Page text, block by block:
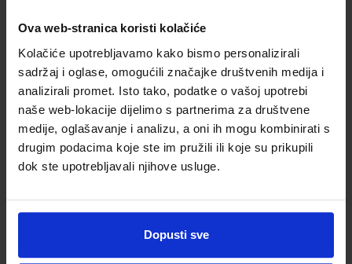
Ova web-stranica koristi kolačiće
Kolačiće upotrebljavamo kako bismo personalizirali
sadržaj i oglase, omogućili značajke društvenih medija i
analizirali promet. Isto tako, podatke o vašoj upotrebi
naše web-lokacije dijelimo s partnerima za društvene
medije, oglašavanje i analizu, a oni ih mogu kombinirati s
drugim podacima koje ste im pružili ili koje su prikupili
dok ste upotrebljavali njihove usluge.
Dopusti sve
Newsletter prijava
pogodnostima